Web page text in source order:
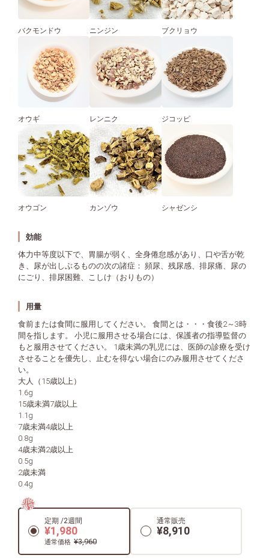
バクモンドウ ニンジン ブクリョウ
オウギ レンニク ジコッピ
オウゴン カンゾウ シャゼンシ
効能
体力中等度以下で、胃腸が弱く、全身倦怠感があり、口や舌が乾
き、尿が出しぶるものの次の諸症： 頻尿、残尿感、排尿痛、尿の
にごり、排尿困難、こしけ（おりもの）
用量
食前または食間に服用してください。 食間とは・・・食後2～3時
間を指します。 小児に服用させる場合には、保護者の指導監督の
もと服用させてください。 1歳未満の乳児には、医師の診療を受け
させることを優先し、止むを得ない場合にのみ服用させてくださ
い。
大人（15歳以上）
1.6g
15歳未満7歳以上
1.1g
7歳未満4歳以上
0.8g
4歳未満2歳以上
0.5g
2歳未満
0.4g
初回
限定
定期 /2週間
¥1,980
通常価格 ¥3,960
通常販売
¥8,910